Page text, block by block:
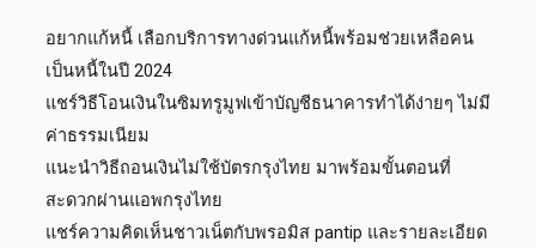
อยากแก้หนี้ เลือกบริการทางด่วนแก้หนี้พร้อมช่วยเหลือคน
เป็นหนี้ในปี 2024
แชร์วิธีโอนเงินในซิมทรูมูฟเข้าบัญชีธนาคารทำได้ง่ายๆ ไม่มี
ค่าธรรมเนียม
แนะนำวิธีถอนเงินไม่ใช้บัตรกรุงไทย มาพร้อมขั้นตอนที่
สะดวกผ่านแอพกรุงไทย
แชร์ความคิดเห็นชาวเน็ตกับพรอมิส pantip และรายละเอียด